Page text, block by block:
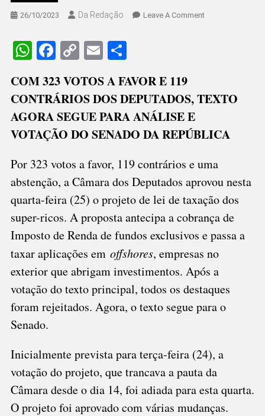
26/10/2023 Da Redação Leave A CommentOn
PARA
APROVADO
CÂMARA
WhatsApp
Facebook
CopyEmailShare
COM 323 VOTOS A FAVOR E 119
CONTRÁRIOS DOS DEPUTADOS, TEXTO
AGORA SEGUE PARA ANÁLISE E
VOTAÇÃO DO SENADO DA REPÚBLICA
Por 323 votos a favor, 119 contrários e uma
abstenção, a Câmara dos Deputados aprovou nesta
quarta-feira (25) o projeto de lei de taxação dos
super-ricos. A proposta antecipa a cobrança de
Imposto de Renda de fundos exclusivos e passa a
taxar aplicações em offshores, empresas no
exterior que abrigam investimentos. Após a
votação do texto principal, todos os destaques
foram rejeitados. Agora, o texto segue para o
Senado.
Inicialmente prevista para terça-feira (24), a
votação do projeto, que trancava a pauta da
Câmara desde o dia 14, foi adiada para esta quarta.
O projeto foi aprovado com várias mudanças.